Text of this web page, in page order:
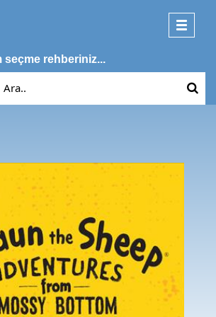
Toggle
rehberiniz...